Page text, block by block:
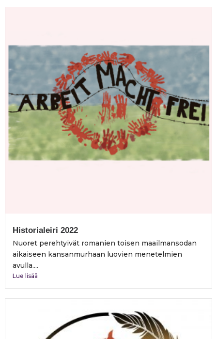
Historialeiri 2022
Nuoret perehtyivät romanien toisen maailmansodan
aikaiseen kansanmurhaan luovien menetelmien
avulla....
Lue lisää